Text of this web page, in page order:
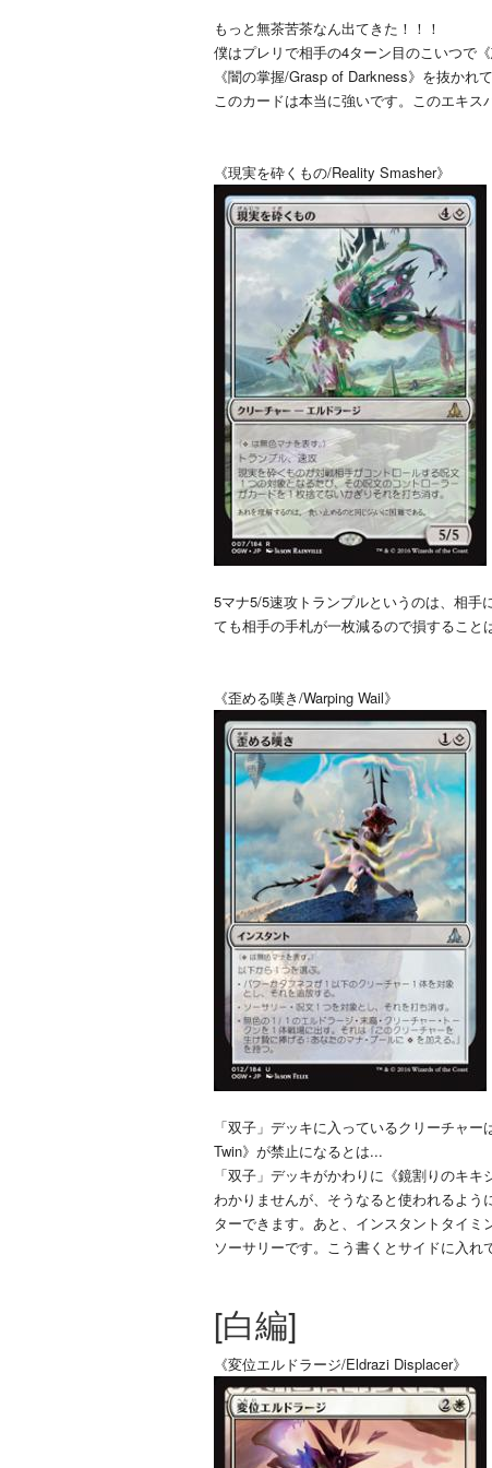
もっと無茶苦茶なん出てきた！！！
僕はプレリで相手の4ターン目のこいつで
《闇の掌握/Grasp of Darkness》を抜かれ
このカードは本当に強いです。このエキス
《現実を砕くもの/Reality Smasher》
5マナ5/5速攻トランプルというのは、相
ても相手の手札が一枚減るので損すること
《歪める嘆き/Warping Wail》
「双子」デッキに入っているクリーチャ
Twin》が禁止になるとは...
「双子」デッキがかわりに《鏡割りのキ
わかりませんが、そうなると使われるよ
ターできます。あと、インスタントタイ
ソーサリーです。こう書くとサイドに入れ
[白編]
《変位エルドラージ/Eldrazi Displacer》